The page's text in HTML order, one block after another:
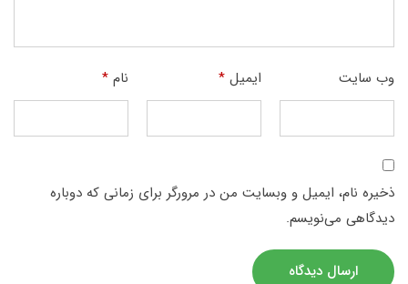
نام* ایمیل* وب‌ سایت
ذخیره نام، ایمیل و وبسایت من در مرورگر برای زمانی که دوباره
دیدگاهی می‌نویسم.
ارسال دیدگاه